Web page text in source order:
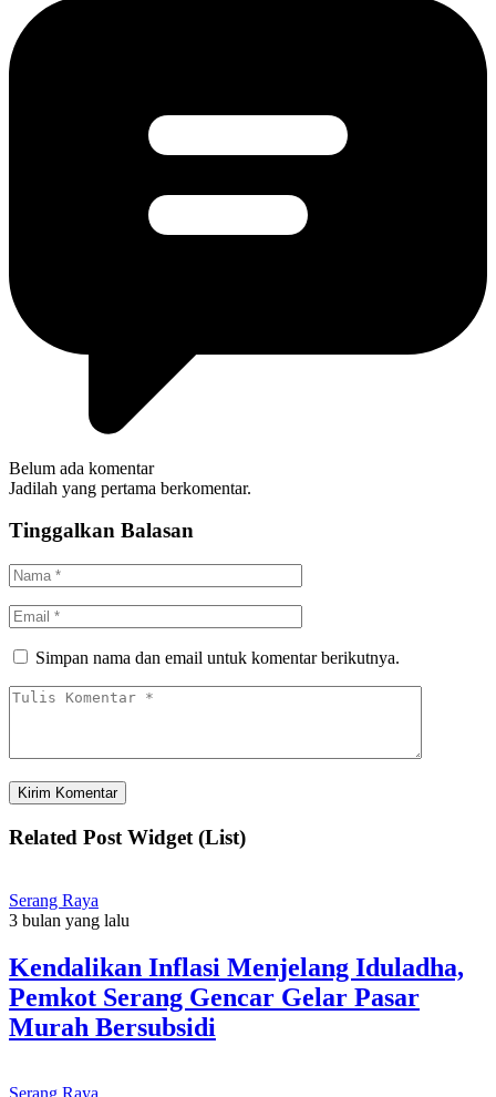
Belum ada komentar
Jadilah yang pertama berkomentar.
Tinggalkan Balasan
Simpan nama dan email untuk komentar berikutnya.
Related Post Widget (List)
Serang Raya
3 bulan yang lalu
Kendalikan Inflasi Menjelang Iduladha,
Pemkot Serang Gencar Gelar Pasar
Murah Bersubsidi